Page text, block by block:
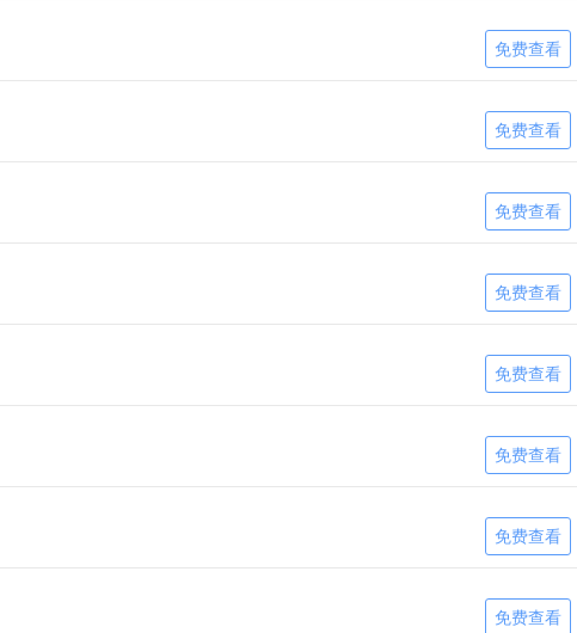
免费查看
免费查看
免费查看
免费查看
免费查看
免费查看
免费查看
免费查看